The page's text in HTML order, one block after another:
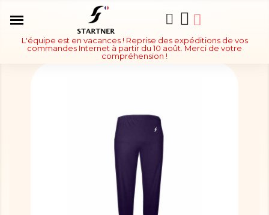
L'équipe est en vacances ! Reprise des expéditions de vos
commandes Internet à partir du 10 août. Merci de votre
compréhension !